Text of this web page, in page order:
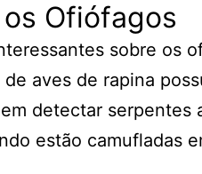
Ofiófagos
sobre os
aves de rapina
detectar serpentes
estão camufladas